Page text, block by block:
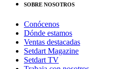
SOBRE NOSOTROS
Conócenos
Dónde estamos
Ventas destacadas
Setdart Magazine
Setdart TV